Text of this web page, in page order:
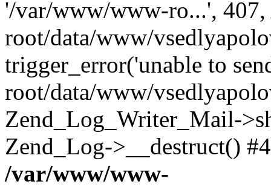
'/var/www/www-ro...',
root/data/www/
trigger_error('unable to
root/data/www/
Zend_Log_Writer_Mail-
Zend_Log->__destruct()
/var/www/www-